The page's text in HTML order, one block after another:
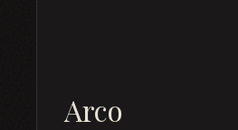
Arco